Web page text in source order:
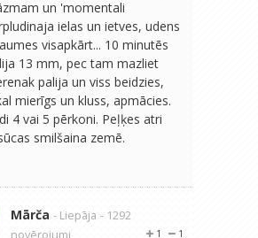
un 'momentali
ielas un ietves, udens
visapkārt... 10 minutēs
13 mm, pec tam mazliet
palija un viss beidzies,
mierīgs un kluss, apmācies.
4 vai 5 pērkoni. Peļķes atri
smilšaina zemē.
Mārča - Liepāja - 1292
novērojumi
1
1